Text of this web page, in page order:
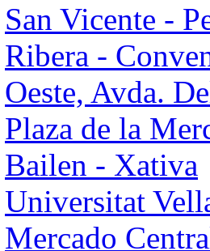
San Vicente -
Ribera -
Oeste, Avda.
Plaza de la
Bailen - Xativa
Universitat
Mercado